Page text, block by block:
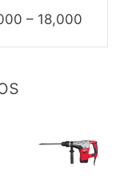
– 18,000